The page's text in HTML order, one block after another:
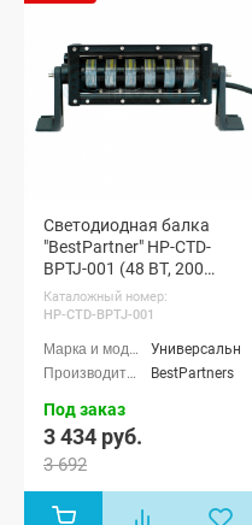
Светодиодная балка
"BestPartner" HP-CTD-
BPTJ-001 (48 ВТ, 200
ММ)
Каталожный номер:
HP-CTD-BPTJ-001
Универсальные
BestPartners
Под заказ
3 434 руб.
3 692